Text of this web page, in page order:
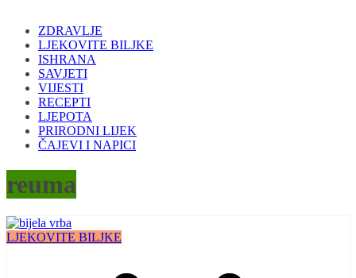
ZDRAVLJE
LJEKOVITE BILJKE
ISHRANA
SAVJETI
VIJESTI
RECEPTI
LJEPOTA
PRIRODNI LIJEK
ČAJEVI I NAPICI
reuma
LJEKOVITE BILJKE